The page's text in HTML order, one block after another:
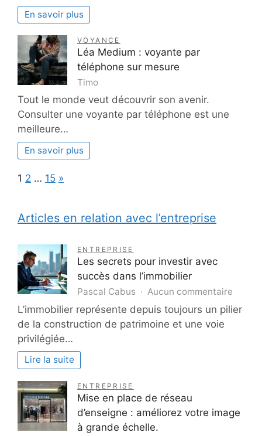
En savoir plus
VOYANCE
Léa Medium : voyante par
téléphone sur mesure
Timo
Tout le monde veut découvrir son avenir.
Consulter une voyante par téléphone est une
meilleure…
En savoir plus
Page:
1 2 … 15 Next
»
Articles en relation avec l’entreprise
ENTREPRISE
Les secrets pour investir avec
succès dans l’immobilier
Pascal Cabus Aucun commentaire
L’immobilier représente depuis toujours un pilier
de la construction de patrimoine et une voie
privilégiée…
Lire la suite
ENTREPRISE
Mise en place de réseau
d’enseigne : améliorez votre image
à grande échelle.